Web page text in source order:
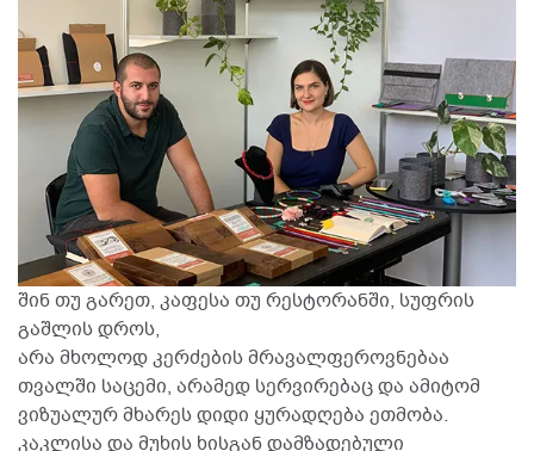
შინ თუ გარეთ, კაფესა თუ რესტორანში, სუფრის
გაშლის დროს,
არა მხოლოდ კერძების მრავალფეროვნებაა
თვალში საცემი, არამედ სერვირებაც და ამიტომ
ვიზუალურ მხარეს დიდი ყურადღება ეთმობა.
კაკლისა და მუხის ხისგან დამზადებული